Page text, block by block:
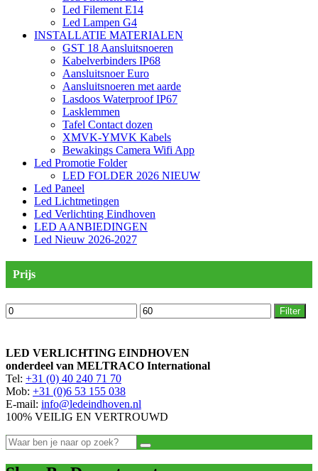
Led Filement E14
Led Lampen G4
INSTALLATIE MATERIALEN
GST 18 Aansluitsnoeren
Kabelverbinders IP68
Aansluitsnoer Euro
Aansluitsnoeren met aarde
Lasdoos Waterproof IP67
Lasklemmen
Tafel Contact dozen
XMVK-YMVK Kabels
Bewakings Camera Wifi App
Led Promotie Folder
LED FOLDER 2026 NIEUW
Led Paneel
Led Lichtmetingen
Led Verlichting Eindhoven
LED AANBIEDINGEN
Led Nieuw 2026-2027
Prijs
Min.
prijs
Max.
prijs
Filter
LED VERLICHTING EINDHOVEN
onderdeel van MELTRACO International
Tel: +31 (0) 40 240 71 70
Mob: +31 (0)6 53 155 038
E-mail: info@ledeindhoven.nl
100% VEILIG EN VERTROUWD